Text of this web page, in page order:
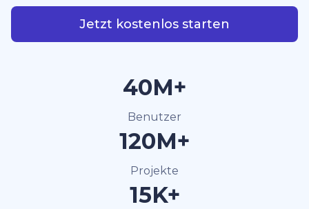
Jetzt kostenlos starten
40M+
Benutzer
120M+
Projekte
15K+